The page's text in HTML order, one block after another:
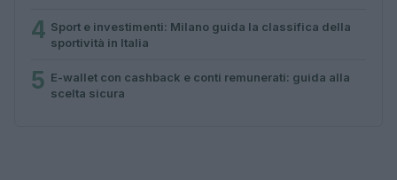
4 Sport e investimenti: Milano guida la classifica della
sportività in Italia
5 E-wallet con cashback e conti remunerati: guida alla
scelta sicura